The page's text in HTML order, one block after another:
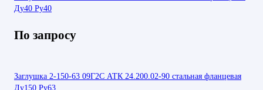
Ду40 Ру40
По запросу
Заглушка 2-150-63 09Г2С АТК 24.200.02-90 стальная фланцевая
Ду150 Ру63